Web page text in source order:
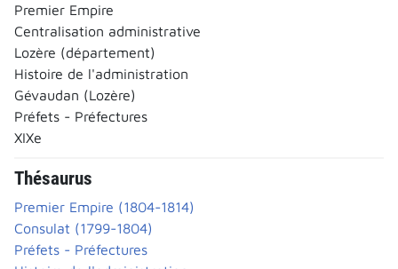
Premier Empire
Centralisation administrative
Lozère (département)
Histoire de l'administration
Gévaudan (Lozère)
Préfets - Préfectures
XIXe
Thésaurus
Premier Empire (1804-1814)
Consulat (1799-1804)
Préfets - Préfectures